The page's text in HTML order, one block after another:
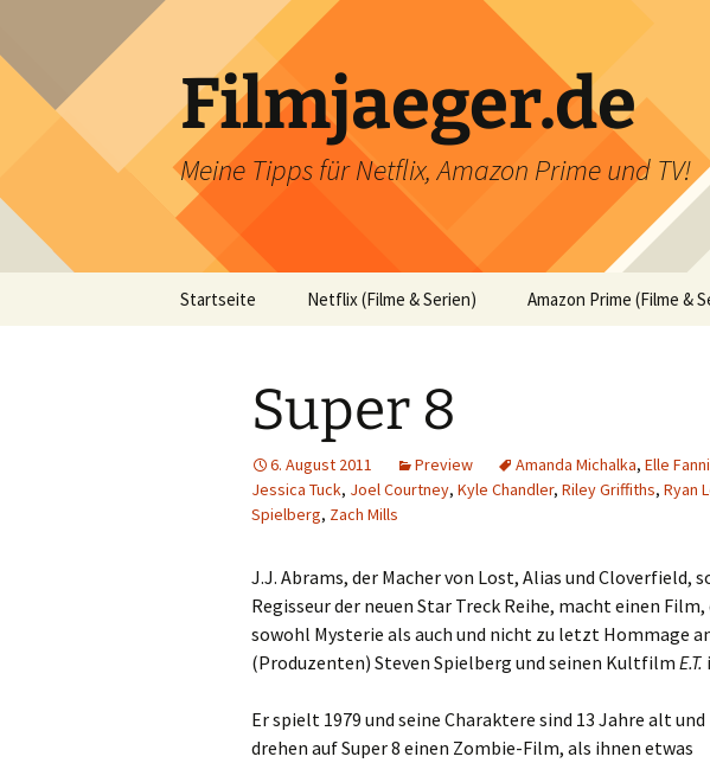
Filmjaeger.de
Meine Tipps für Netflix, Amazon Prime und TV!
Startseite Netflix (Filme & Serien) Amazon Prime (Filme &
Super 8
6. August 2011 Preview Amanda Michalka, Elle
Jessica Tuck, Joel Courtney, Kyle Chandler, Riley Griffiths, Ryan
Spielberg, Zach Mills
J.J. Abrams, der Macher von Lost, Alias und Cloverfield,
Regisseur der neuen Star Treck Reihe, macht einen Film,
sowohl Mysterie als auch und nicht zu letzt Hommage
(Produzenten) Steven Spielberg und seinen Kultfilm E.T.
Er spielt 1979 und seine Charaktere sind 13 Jahre alt und
drehen auf Super 8 einen Zombie-Film, als ihnen etwas